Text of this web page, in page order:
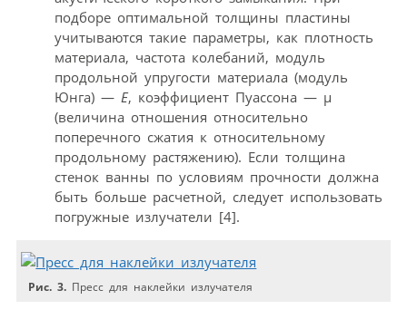
подборе оптимальной толщины пластины
учитываются такие параметры, как плотность
материала, частота колебаний, модуль
продольной упругости материала (модуль
Юнга) — Е, коэффициент Пуассона — μ
(величина отношения относительно
поперечного сжатия к относительному
продольному растяжению). Если толщина
стенок ванны по условиям прочности должна
быть больше расчетной, следует использовать
погружные излучатели [4].
Рис. 3. Пресс для наклейки излучателя